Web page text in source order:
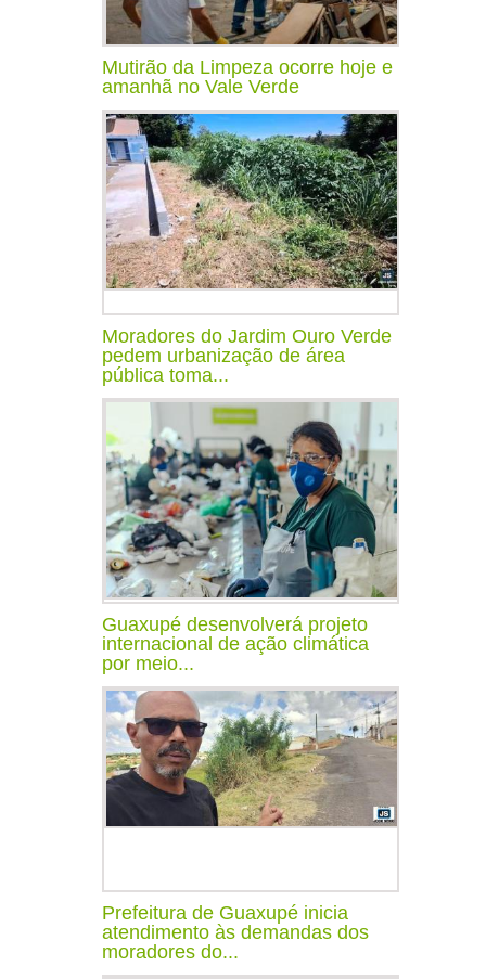
Mutirão da Limpeza ocorre hoje e
amanhã no Vale Verde
Moradores do Jardim Ouro Verde
pedem urbanização de área
pública toma...
Guaxupé desenvolverá projeto
internacional de ação climática
por meio...
Prefeitura de Guaxupé inicia
atendimento às demandas dos
moradores do...